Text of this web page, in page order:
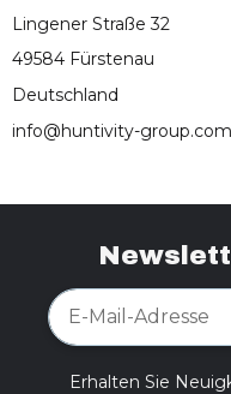
Lingener Straße 32
49584 Fürstenau
Deutschland
info@huntivity-group.com
Erhalten Sie